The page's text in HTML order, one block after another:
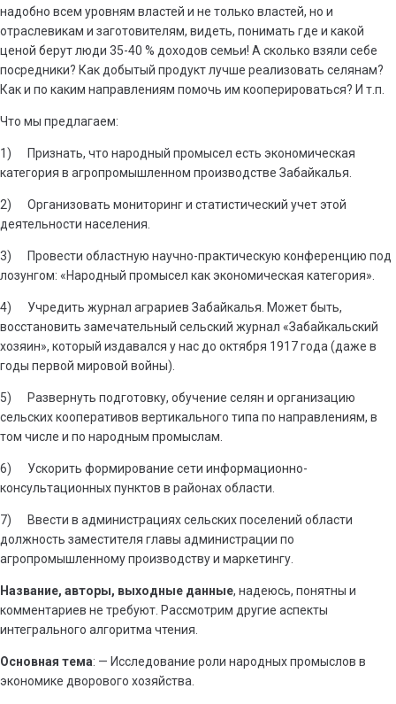
надобно всем уровням властей и не только властей, но и
отраслевикам и заготовителям, видеть, понимать где и какой
ценой берут люди 35-40 % доходов семьи! А сколько взяли себе
посредники? Как добытый продукт лучше реализовать селянам?
Как и по каким направлениям помочь им кооперироваться? И т.п.
Что мы предлагаем:
1) Признать, что народный промысел есть экономическая
категория в агропромышленном производстве Забайкалья.
2) Организовать мониторинг и статистический учет этой
деятельности населения.
3) Провести областную научно-практическую конференцию под
лозунгом: «Народный промысел как экономическая категория».
4) Учредить журнал аграриев Забайкалья. Может быть,
восстановить замечательный сельский журнал «Забайкальский
хозяин», который издавался у нас до октября 1917 года (даже в
годы первой мировой войны).
5) Развернуть подготовку, обучение селян и организацию
сельских кооперативов вертикального типа по направлениям, в
том числе и по народным промыслам.
6) Ускорить формирование сети информационно-
консультационных пунктов в районах области.
7) Ввести в администрациях сельских поселений области
должность заместителя главы администрации по
агропромышленному производству и маркетингу.
Название, авторы, выходные данные, надеюсь, понятны и
комментариев не требуют. Рассмотрим другие аспекты
интегрального алгоритма чтения.
Основная тема: — Исследование роли народных промыслов в
экономике дворового хозяйства.